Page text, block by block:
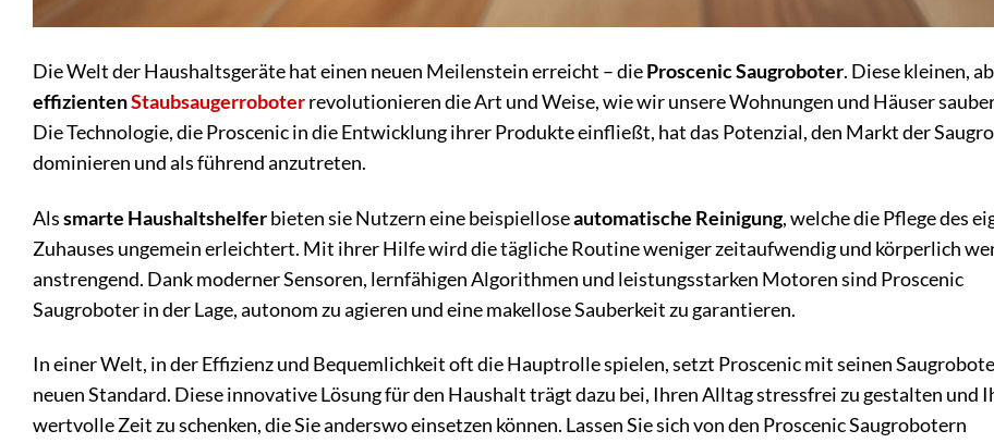
Die Welt der Haushaltsgeräte hat einen neuen Meilenstein erreicht – dieProscenic Saugroboter. Diese kleinen,
effizientenStaubsaugerroboterrevolutionieren die Art und Weise, wie wir unsere Wohnungen und Häuser
Die Technologie, die Proscenic in die Entwicklung ihrer Produkte einfließt, hat das Potenzial, den Markt der
dominieren und als führend anzutreten.
Alssmarte Haushaltshelferbieten sie Nutzern eine beispielloseautomatische Reinigung, welche die Pflege des
Zuhauses ungemein erleichtert. Mit ihrer Hilfe wird die tägliche Routine weniger zeitaufwendig und körperlich
anstrengend. Dank moderner Sensoren, lernfähigen Algorithmen und leistungsstarken Motoren sind Proscenic
Saugroboter in der Lage, autonom zu agieren und eine makellose Sauberkeit zu garantieren.
In einer Welt, in der Effizienz und Bequemlichkeit oft die Hauptrolle spielen, setzt Proscenic mit seinen
neuen Standard. Diese innovative Lösung für den Haushalt trägt dazu bei, Ihren Alltag stressfrei zu gestalten und
wertvolle Zeit zu schenken, die Sie anderswo einsetzen können. Lassen Sie sich von den Proscenic Saugrobotern